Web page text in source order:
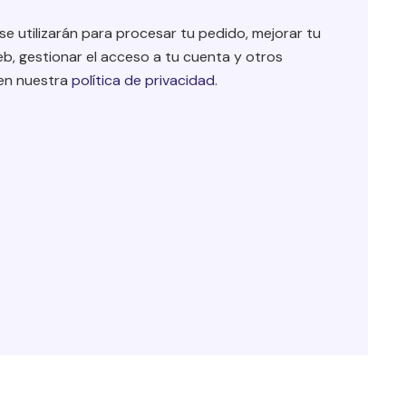
utilizarán para procesar tu pedido, mejorar tu
gestionar el acceso a tu cuenta y otros
nuestra política de privacidad.